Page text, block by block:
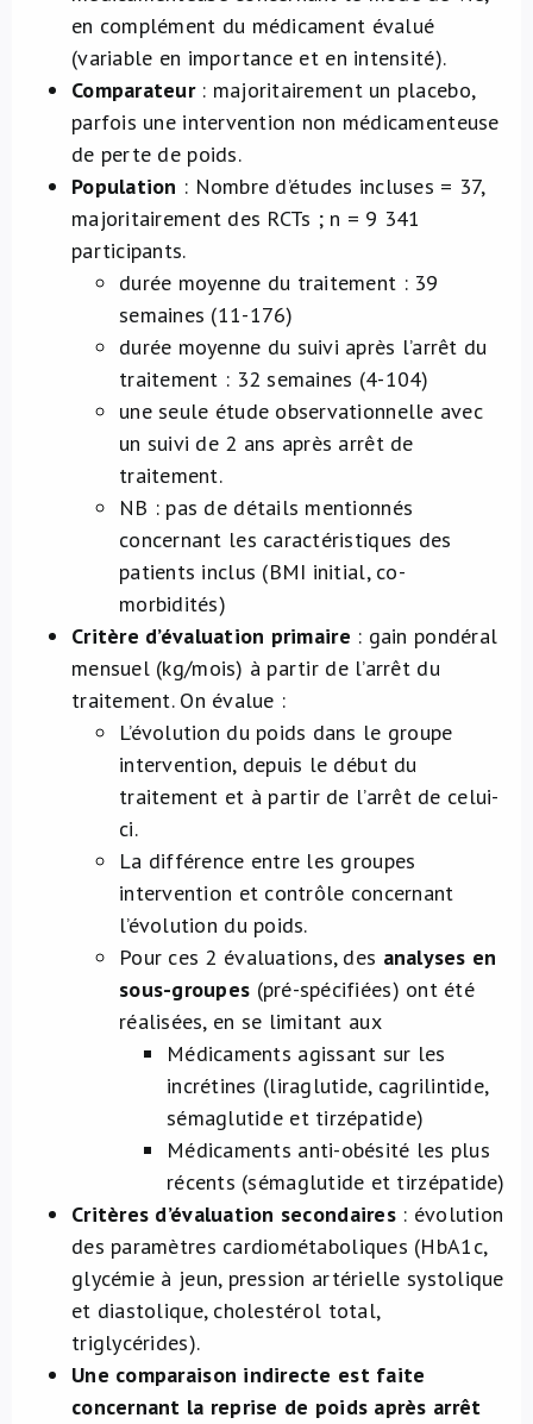
en complément du médicament évalué
(variable en importance et en intensité).
Comparateur : majoritairement un placebo,
parfois une intervention non médicamenteuse
de perte de poids.
Population : Nombre d’études incluses = 37,
majoritairement des RCTs ; n = 9 341
participants.
durée moyenne du traitement : 39
semaines (11-176)
durée moyenne du suivi après l’arrêt du
traitement : 32 semaines (4-104)
une seule étude observationnelle avec
un suivi de 2 ans après arrêt de
traitement.
NB : pas de détails mentionnés
concernant les caractéristiques des
patients inclus (BMI initial, co-
morbidités)
Critère d’évaluation primaire : gain pondéral
mensuel (kg/mois) à partir de l’arrêt du
traitement. On évalue :
L’évolution du poids dans le groupe
intervention, depuis le début du
traitement et à partir de l’arrêt de celui-
ci.
La différence entre les groupes
intervention et contrôle concernant
l’évolution du poids.
Pour ces 2 évaluations, des analyses en
sous-groupes (pré-spécifiées) ont été
réalisées, en se limitant aux
Médicaments agissant sur les
incrétines (liraglutide, cagrilintide,
sémaglutide et tirzépatide)
Médicaments anti-obésité les plus
récents (sémaglutide et tirzépatide)
Critères d’évaluation secondaires: évolution
des paramètres cardiométaboliques (HbA1c,
glycémie à jeun, pression artérielle systolique
et diastolique, cholestérol total,
triglycérides).
Une comparaison indirecte est faite
concernant la reprise de poids après arrêt